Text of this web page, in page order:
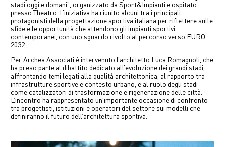
中文
stadi oggi e domani”, organizzato da Sport&Impianti e ospitato
presso Theatro. L’iniziativa ha riunito alcuni tra i principali
protagonisti della progettazione sportiva italiana per riflettere sulle
sfide e le opportunità che attendono gli impianti sportivi
contemporanei, con uno sguardo rivolto al percorso verso EURO
2032.
Per Archea Associati è intervenuto l’architetto Luca Romagnoli, che
ha preso parte al dibattito dedicato all’evoluzione dei grandi stadi,
affrontando temi legati alla qualità architettonica, al rapporto tra
infrastrutture sportive e contesto urbano, e al ruolo degli stadi
come catalizzatori di trasformazione e rigenerazione delle città.
L’incontro ha rappresentato un’importante occasione di confronto
tra progettisti, istituzioni e operatori del settore sui modelli che
definiranno il futuro dell’architettura sportiva.